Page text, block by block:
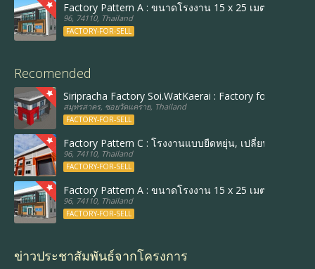
Factory Pattern A : ขนาดโรงงาน 15 x 25 เมตร, พื้นที่ใช้
96, 74110, Thailand
FACTORY-FOR-SELL
Recomended
Siripracha Factory Soi.WatKaerai : Factory follow Best
สมุทรสาคร, ซอยวัดแคราย, Thailand
FACTORY-FOR-SELL
Factory Pattern C : โรงงานแบบยืดหยุ่น, เปลี่ยนขนาดแ
96, 74110, Thailand
FACTORY-FOR-SELL
Factory Pattern A : ขนาดโรงงาน 15 x 25 เมตร, พื้นที่ใช้
96, 74110, Thailand
FACTORY-FOR-SELL
ข่าวประชาสัมพันธ์จากโครงการ